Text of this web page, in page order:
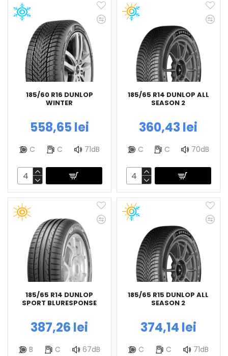
185/60 R16 DUNLOP
WINTER
558,65 lei
C C 71dB
185/65 R14 DUNLOP ALL
SEASON 2
360,43 lei
C C 70dB
185/65 R14 DUNLOP
SPORT BLURESPONSE
387,26 lei
B C 67dB
185/65 R15 DUNLOP ALL
SEASON 2
374,14 lei
C C 71dB